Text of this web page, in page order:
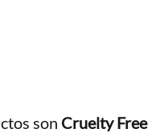
son Cruelty Free